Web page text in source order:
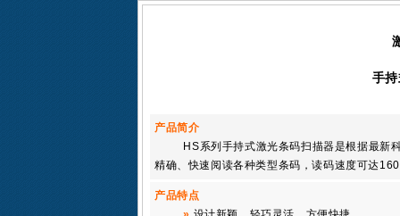
手
产品简介
HS系列手持式激光条码扫描器是根据最新科
精确、快速阅读各种类型条码，读码速度可达
产品特点